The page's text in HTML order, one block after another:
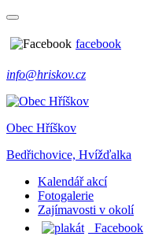
facebook
info@hriskov.cz
Obec Hříškov
Bedřichovice, Hvížďalka
Kalendář akcí
Fotogalerie
Zajímavosti v okolí
Facebook